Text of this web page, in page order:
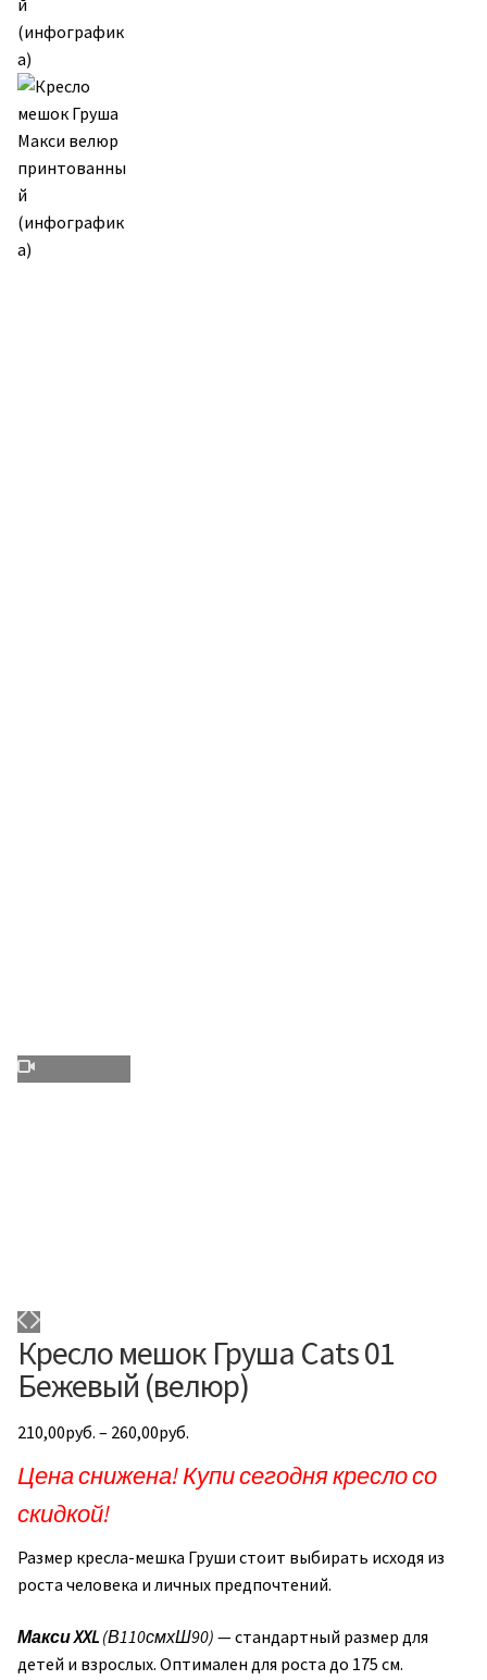
Кресло мешок Груша Cats 01
Бежевый (велюр)
210,00руб. – 260,00руб.
Цена снижена! Купи сегодня кресло со
скидкой!
Размер кресла-мешка Груши стоит выбирать исходя из
роста человека и личных предпочтений.
Макси XXL (В110смхШ90) — стандартный размер для
детей и взрослых. Оптимален для роста до 175 см.